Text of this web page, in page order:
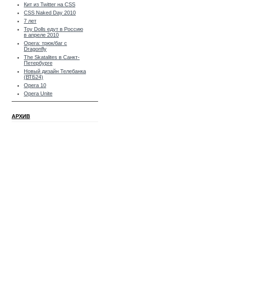
Кит из Twitter на CSS
CSS Naked Day 2010
7 лет
Toy Dolls едут в Россию
в апреле 2010
Opera: трюк/баг с
Dragonfly
The Skatalites в Санкт-
Петербурге
Новый дизайн Телебанка
(ВТБ24)
Opera 10
Opera Unite
АРХИВ